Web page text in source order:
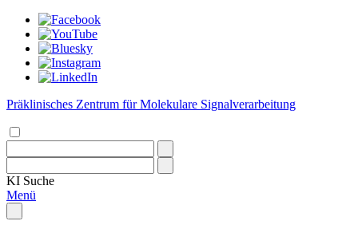
Präklinisches Zentrum für Molekulare Signalverarbeitung
KI Suche
Menü